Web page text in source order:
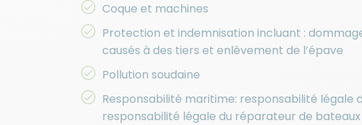
Coque et machines
Protection et indemnisation incluant :
causés à des tiers et enlèvement de l’épave
Pollution soudaine
Responsabilité maritime: responsabilité légale
responsabilité légale du réparateur de bateaux